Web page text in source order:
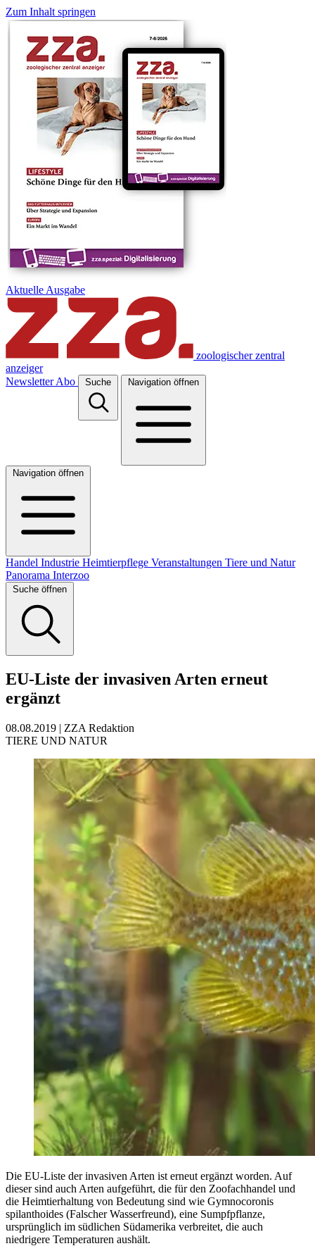
Zum Inhalt springen
Aktuelle Ausgabe
zoologischer zentral
anzeiger
Newsletter Abo Suche Navigation öffnen
Navigation öffnen
Handel Industrie Heimtierpflege Veranstaltungen Tiere und Natur
Panorama Interzoo
Suche öffnen
EU-Liste der invasiven Arten erneut
ergänzt
08.08.2019 | ZZA Redaktion
TIERE UND NATUR
Die EU-Liste der invasiven Arten ist erneut ergänzt worden. Auf
dieser sind auch Arten aufgeführt, die für den Zoofachhandel und
die Heimtierhaltung von Bedeutung sind wie Gymnocoronis
spilanthoides (Falscher Wasserfreund), eine Sumpfpflanze,
ursprünglich im südlichen Südamerika verbreitet, die auch
niedrigere Temperaturen aushält.